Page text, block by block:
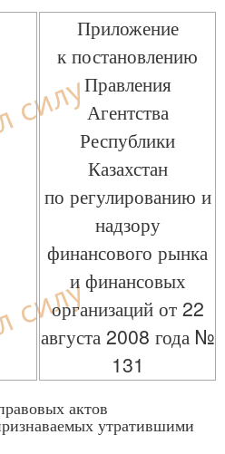
Приложение
к постановлению
Правления
Агентства
Республики
Казахстан
по регулированию и
надзору
финансового рынка
и финансовых
организаций от 22
августа 2008 года №
131
актов
утратившими